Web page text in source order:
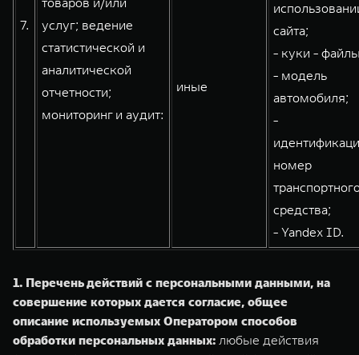
7.
услуг; ведение
статистической и
аналитической
отчетности;
мониторинг и аудит:
иные
сайта;
- куки -
- модель
автомобиля;
-
номер
средства;
- Yandex ID.
1. Перечень действий с персональными данными, на
совершение которых дается согласие, общее
описание используемых Оператором способов
обработки персональных данных: любые действия